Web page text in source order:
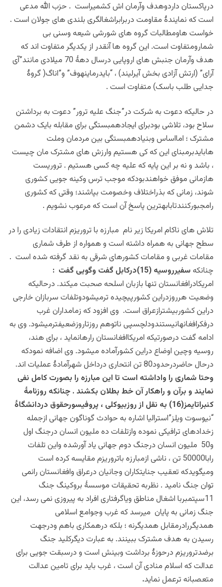
درپاکستان داردوهدف وآرمان اش کشمیراست . حزب الله مدعی
است که نمایندۀ مقاومت دربرابراشغالگری بلندی های جولان است .
خواست هاومطالبات گروه های شورشی شیعه وسنی بی
شمارومتفاوت است. این گروه ها آنقدر از یکدیگر متفاوت اند که
هدف وآرمان جنبش های اروپایی درسال دهۀ 70 میلادی مانند”آی
آرای” (ارتش آزادی بخش آیرلیند) ، “بایدرماینهوف” و”اناگ( گروۀ
جدایی طلب باسک) متفاوت است .
در حالیکه دعوت به شرکت در”جنگ علیه ترور” دعوت به برداشتن
سلاح بود، تلاشی بودبرای ایجادهمبستگی برای مقابله بایک دشمن
مشترک ؛ امااساس وبنیادهمبستگی بین مردمان وملت
هابایدبرمبنای این که کی هستیم وارزش های مشترک مان چیست
، باشد و نه بر این پایه که علیه چه کسی هستیم . تروریست
هازمانی موفق خواهندبودکه موجب ترس وکینه جویی کشوری
شوند، زمانی که بذراختلاف وخصومت بپاشند؛ وقتی که کشوری
رامجبورکنندتابابهترین پاسخ آن است که مرعوب نشویم .
تلاش های ناکام امریکا زیر نام مبارزه با تروریزم انتقادات زیادی را در
سطح جهانی به همراه داشته است و همواره از طرف شماری
مقامات غربی و مقامات کشورهای شرقی به نقد گرفته شده است .
چنانکه سفیرروسیه (15)درکابل گفت وگویی گفت :
امریکادرافغانستان تنها بازبان اسلحه صحبت میکند. درحالیکه
وضعیت هرروزدراین کشورپیچیده ترمیشودوتلفات سربازان خارجی
دراین کشوربیشترازعراق است. وی افزود که زمامداران غرب
درفکرافغانهانیستندودلچسپی ناتوهم روزتاروزضعیفترمیشود. وی به
ادامه گفت درصورتیکه امریکاافغانستان رارهانماید ، برای هند،
روسیه وچین اوضاع دراین کشورآماده میشود. وی اضافه نمودکه
درحال حاضردرحدود80 تن انتحاری درداخل شهرآمادۀ عملیات اند.
وحتا شماری را واداشته است تا این مبارزه را بصورت کامل نفی
نمایند و برآن و راهکار آن خط بطلان بکشند . چنانکه روزنامۀ
کنبراتایمز(16) به نقل از روزبیوکلی ، پروفیسورحقوق دردانشگاۀ
“نیوسوت ویلز”استرالیا اشاره به حوادث گوناگون جهانی ازجمله
زخدادهای ترافیکی نموده وازتلفات ده ملیون انسان درجنگ اول
و50 ملیون انسان درجنگ دوم جهانی یاد آورشده واین تلفات
رابا50000 تن ، ناشی ازمبارزه باتروریزم مقایسه کرده است
ومیگویدکه تعقیب جنایتکاران وجانیان درعراق وافغانستان رانمی
توان جنگ نامید . نظربه تحقیقات موسسۀ بروکینگ جنگ
11سپتمبربا اشغال مناطق ویاگرفتاری افراد به پیروزی نمی رسد، این
جنگ زمانی به پایان میرسد که غرب وجوامع اسلامی
همدیگررادرمقابل همدیگرنه ؛ بلکه درهمکاری باهم ودرجهت
رسیدن به هدف مشترک ببینند. به عبارت دیگرکلید جنگ
برضدتروریزم درحوزۀ برداشت وبینش است و درسبقت جویی برای
عدالت که اسلام منادی آن است ، غرب باید برای تامین عدالت
متعصبانه ترعمل نماید.